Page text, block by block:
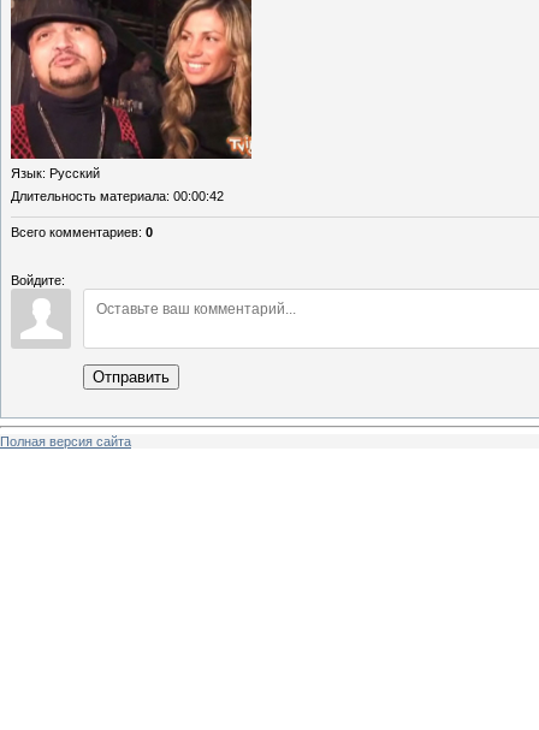
Язык: Русский
Длительность материала: 00:00:42
Всего комментариев: 0
Войдите:
Отправить
Полная версия сайта